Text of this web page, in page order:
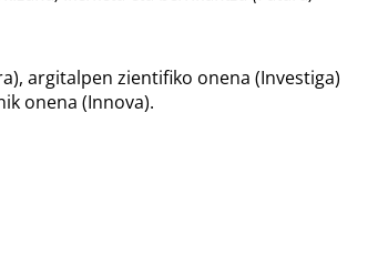
argitalpen zientifiko onena (Investiga)
onena (Innova).